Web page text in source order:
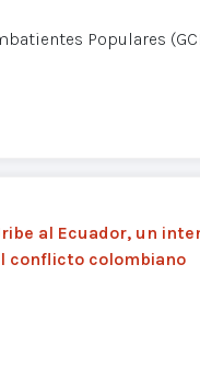
Populares
al Ecuador, un
conflicto colombiano